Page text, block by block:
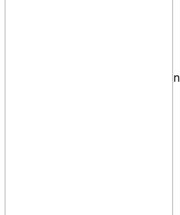
Hình thức thanh toán - Vận chuyển